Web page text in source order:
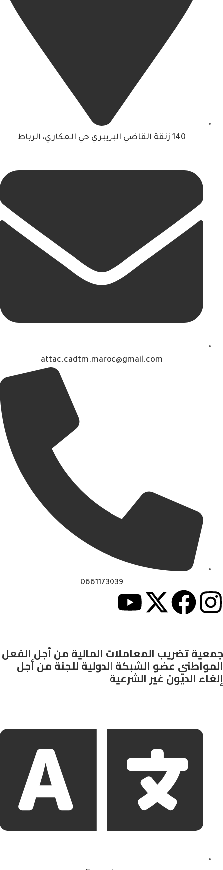
140 زنقة القاضي البريبري حي العكاري، الرباط
attac.cadtm.maroc@gmail.com
0661173039
جمعية تضريب المعاملات المالية من أجل الفعل
المواطني عضو الشبكة الدولية للجنة من أجل
إلغاء الديون غير الشرعية